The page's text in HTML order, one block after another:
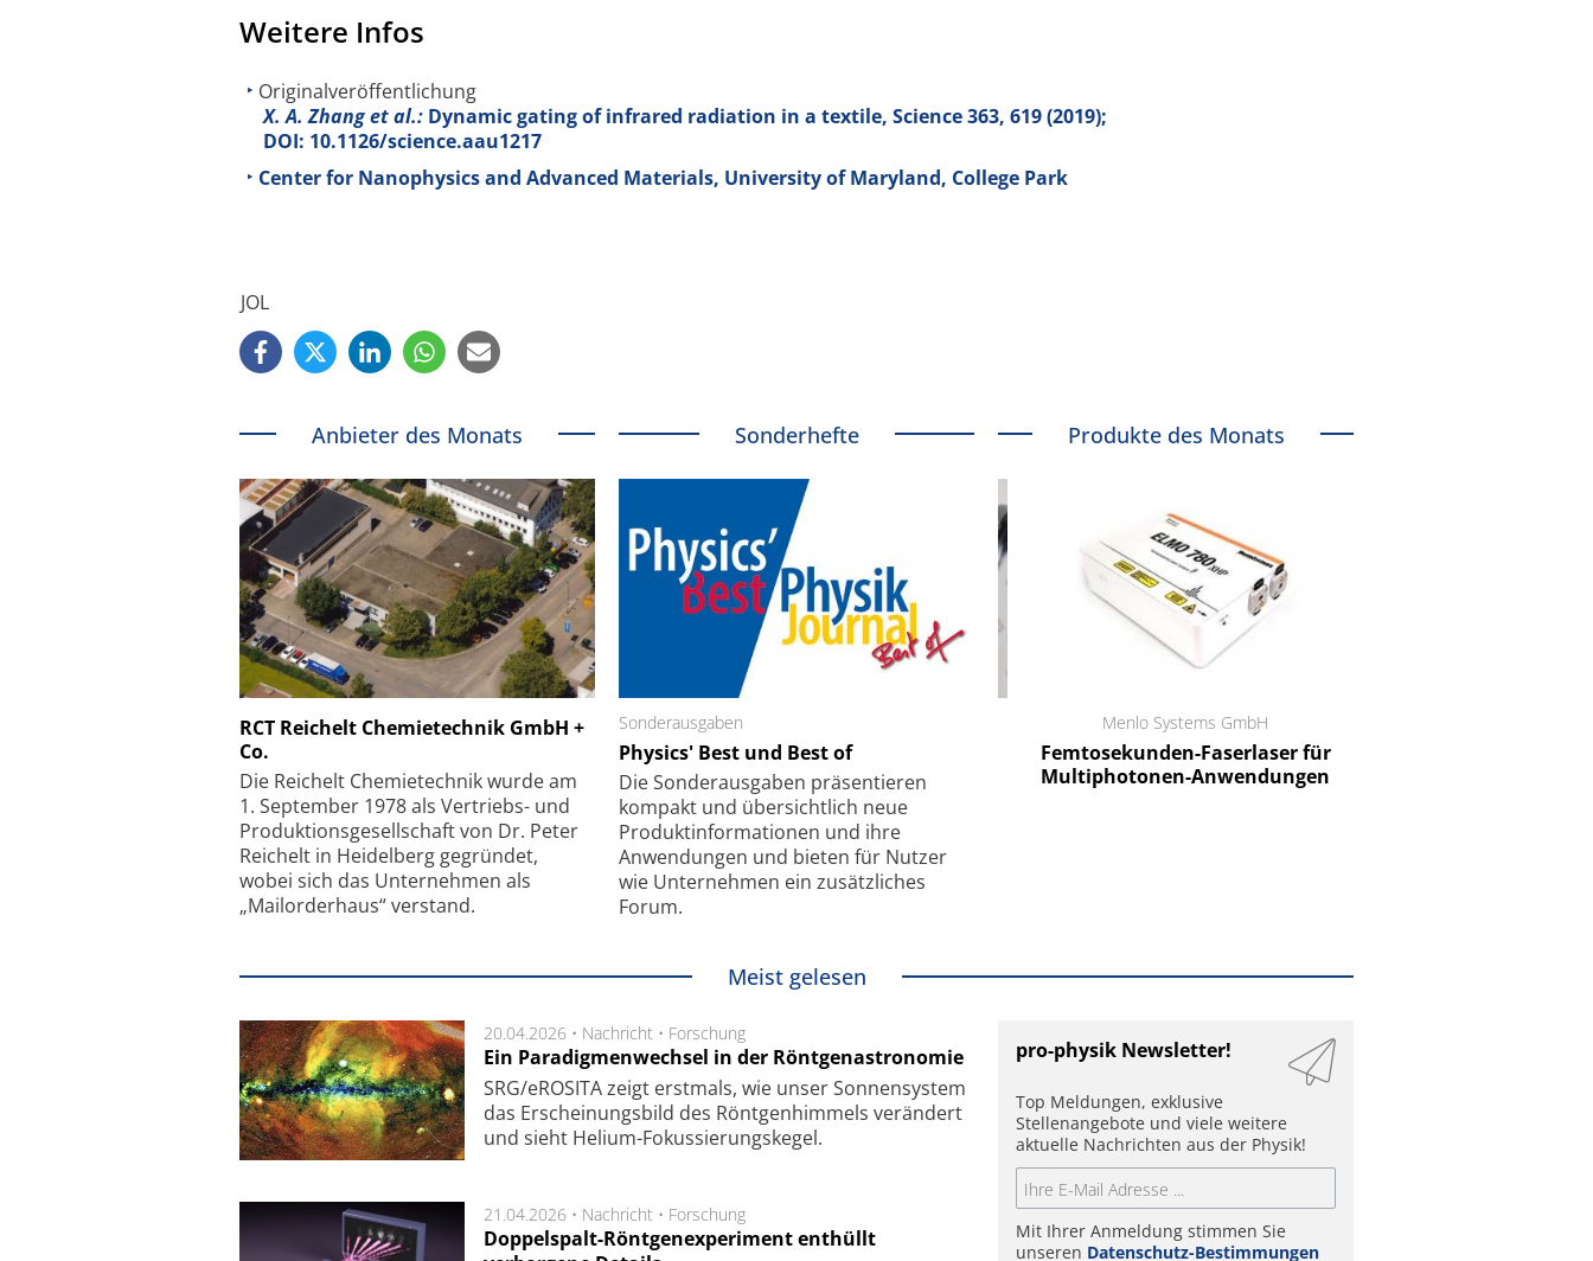
Weitere Infos
Originalveröffentlichung
X. A. Zhang et al.: Dynamic gating of infrared radiation in a textile, Science363, 619 (2019);
DOI: 10.1126/science.aau1217
Center for Nanophysics and Advanced Materials, University of Maryland, College Park
JOL
Anbieter des Monats
RCT Reichelt Chemietechnik GmbH +
Co.
Die Reichelt Chemietechnik wurde am
1. September 1978 als Vertriebs- und
Produktionsgesellschaft von Dr. Peter
Reichelt in Heidelberg gegründet,
wobei sich das Unternehmen als
„Mailorderhaus“ verstand.
Sonderhefte
Sonderausgaben
Physics' Best und Best of
Die Sonder­ausgaben präsentieren
kompakt und übersichtlich neue
Produkt­informationen und ihre
Anwendungen und bieten für Nutzer
wie Unternehmen ein zusätzliches
Forum.
Produkte des Monats
Schäfter + Kirchhoff GmbH
Feinfokussierungsmechanismus
Elektronenmikroskopie auf
kleinstem Raum
Menlo Systems GmbH
Femtosekunden-Faserlaser für
Multiphotonen-Anwendungen
Meist gelesen
20.04.2026 • Nachricht • Forschung
Ein Paradigmenwechsel in der Röntgenastronomie
SRG/eROSITA zeigt erst­mals, wie unser Son­nen­sys­tem
das Er­schei­nungs­bild des Rönt­gen­him­mels ver­än­dert
und sieht Helium-Fokus­sie­rungs­ke­gel.
21.04.2026 • Nachricht • Forschung
Doppelspalt-Röntgenexperiment enthüllt
pro-physik Newsletter!
Top Meldungen, exklusive
Stellenangebote und viele weitere
aktuelle Nachrichten aus der Physik!
Mit Ihrer Anmeldung stimmen Sie
unseren Datenschutz-Bestimmungen